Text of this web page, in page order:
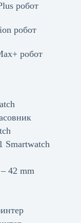
робот
робот
робот
Smartwatch
42 mm